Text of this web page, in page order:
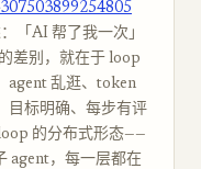
「AI 帮了我一次」
差别，就在于 loop
agent 乱逛、token
目标明确、每步有评
的分布式形态——
agent，每一层都在